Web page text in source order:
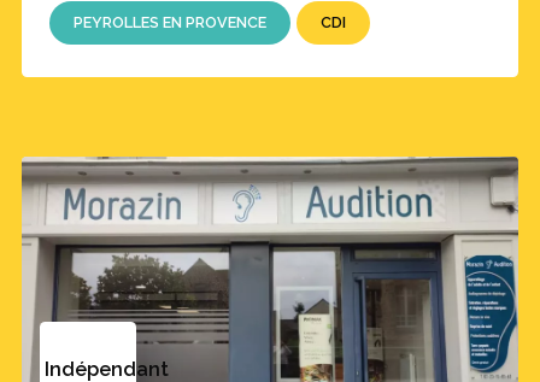
PEYROLLES EN PROVENCE CDI
Indépendant